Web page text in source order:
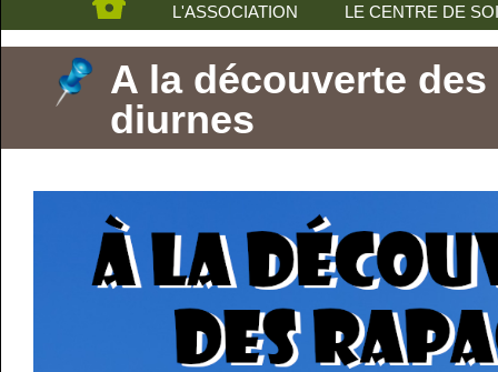
L'ASSOCIATION LE CENTRE DE
A la découverte
diurnes